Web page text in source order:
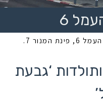
6
7.
‘גבעת